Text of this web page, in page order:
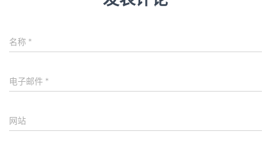
名称 *
电子邮件 *
网站